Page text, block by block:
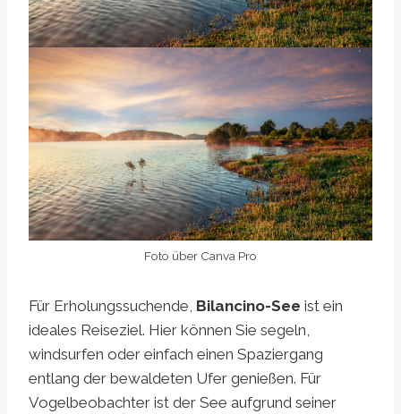
Foto über Canva Pro
Für Erholungssuchende, Bilancino-See ist ein
ideales Reiseziel. Hier können Sie segeln,
windsurfen oder einfach einen Spaziergang
entlang der bewaldeten Ufer genießen. Für
Vogelbeobachter ist der See aufgrund seiner